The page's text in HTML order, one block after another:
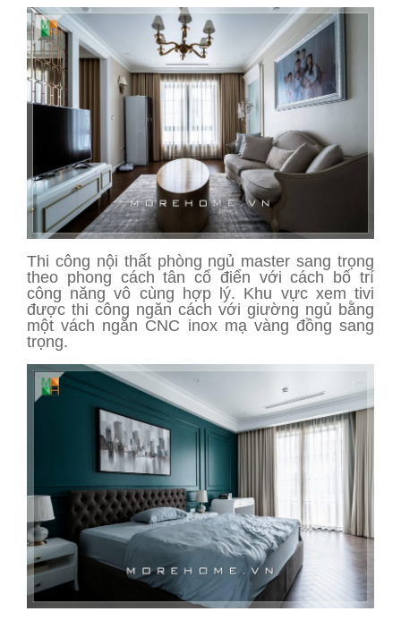
Thi công nội thất phòng ngủ master sang trọng
theo phong cách tân cổ điển với cách bố trí
công năng vô cùng hợp lý. Khu vực xem tivi
được thi công ngăn cách với giường ngủ bằng
một vách ngăn CNC inox mạ vàng đồng sang
trọng.